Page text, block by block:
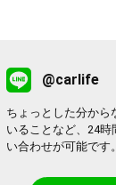
@carlife
ちょっとした分から
いることなど、24時
い合わせが可能です。